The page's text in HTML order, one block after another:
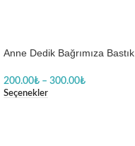
Anne Dedik Bağrımıza Bastık
Kadar Yakın Baskılı Zıbın
200.00₺ – 300.00₺
Seçenekler